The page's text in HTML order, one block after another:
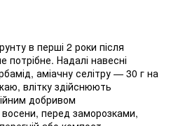
в перші 2 роки після
потрібне. Надалі навесні
аміачну селітру — 30 г на
влітку здійснюють
добривом
перед заморозками,